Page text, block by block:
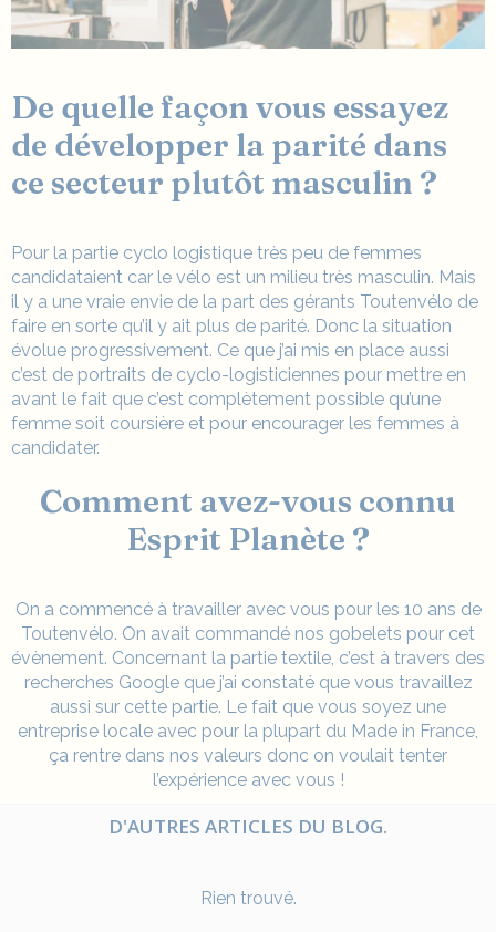
De quelle façon vous essayez
de développer la parité dans
ce secteur plutôt masculin ?
Pour la partie cyclo logistique très peu de femmes
candidataient car le vélo est un milieu très masculin. Mais
il y a une vraie envie de la part des gérants Toutenvélo de
faire en sorte qu’il y ait plus de parité. Donc la situation
évolue progressivement. Ce que j’ai mis en place aussi
c’est de portraits de cyclo-logisticiennes pour mettre en
avant le fait que c’est complètement possible qu’une
femme soit coursière et pour encourager les femmes à
candidater.
Comment avez-vous connu
Esprit Planète ?
On a commencé à travailler avec vous pour les 10 ans de
Toutenvélo. On avait commandé nos gobelets pour cet
évènement. Concernant la partie textile, c’est à travers des
recherches Google que j’ai constaté que vous travaillez
aussi sur cette partie. Le fait que vous soyez une
entreprise locale avec pour la plupart du Made in France,
ça rentre dans nos valeurs donc on voulait tenter
l’expérience avec vous !
D'AUTRES ARTICLES DU BLOG.
Rien trouvé.